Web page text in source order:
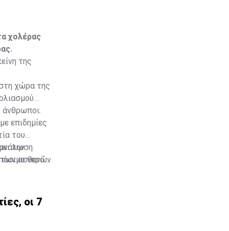
χολέρας
της
χώρα της
άνθρωποι.
επιδημίες
του
των ασθενών
την
νερό
οι 7